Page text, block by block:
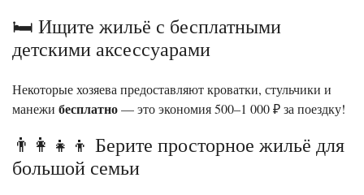
🛏️ Ищите жильё с бесплатными
детскими аксессуарами
Некоторые хозяева предоставляют кроватки, стульчики и
манежи бесплатно— это экономия 500–1 000 ₽ за поездку!
👨‍👩‍👧‍👦 Берите просторное жильё для
большой семьи